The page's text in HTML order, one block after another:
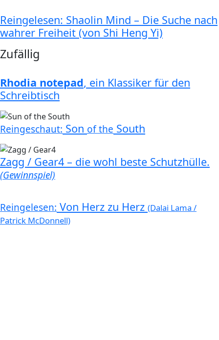
Reingelesen: Shaolin Mind – Die Suche nach
wahrer Freiheit (von Shi Heng Yi)
Zufällig
Rhodia notepad, ein Klassiker für den
Schreibtisch
Reingeschaut: Son of the South
Zagg / Gear4 – die wohl beste Schutzhülle.
(Gewinnspiel)
Reingelesen: Von Herz zu Herz (Dalai Lama /
Patrick McDonnell)